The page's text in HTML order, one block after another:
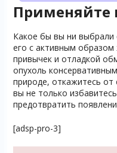
Применяйте
Какое бы вы ни выбрали
его с активным
привычек и отладкой
опухоль
природе, откажитесь от
вы не только
предотвратить
[adsp-pro-3]